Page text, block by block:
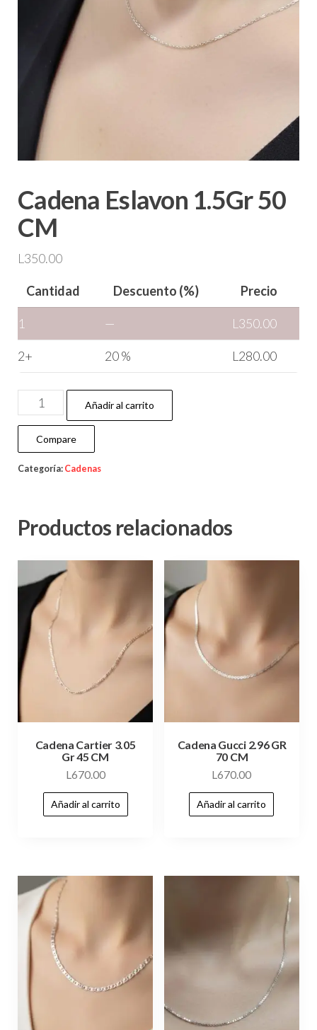
Cadena Eslavon 1.5Gr 50
CM
L 350.00
Cantidad Descuento (%) Precio
1 — L 350.00
2+ 20 % L 280.00
Añadir al carrito
Compare
Categoría: Cadenas
Productos relacionados
Cadena Cartier 3.05
Gr 45 CM
L670.00
Añadir al carrito
Cadena Gucci 2.96 GR
70 CM
L670.00
Añadir al carrito